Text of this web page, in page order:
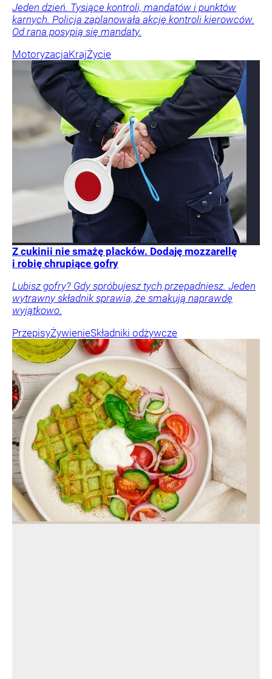
Jeden dzień. Tysiące kontroli, mandatów i punktów
karnych. Policja zaplanowała akcję kontroli kierowców.
Od rana posypią się mandaty.
MotoryzacjaKrajŻycie
Z cukinii nie smażę placków. Dodaję mozzarellę
i robię chrupiące gofry
Lubisz gofry? Gdy spróbujesz tych przepadniesz. Jeden
wytrawny składnik sprawia, że smakują naprawdę
wyjątkowo.
PrzepisyŻywienieSkładniki odżywcze